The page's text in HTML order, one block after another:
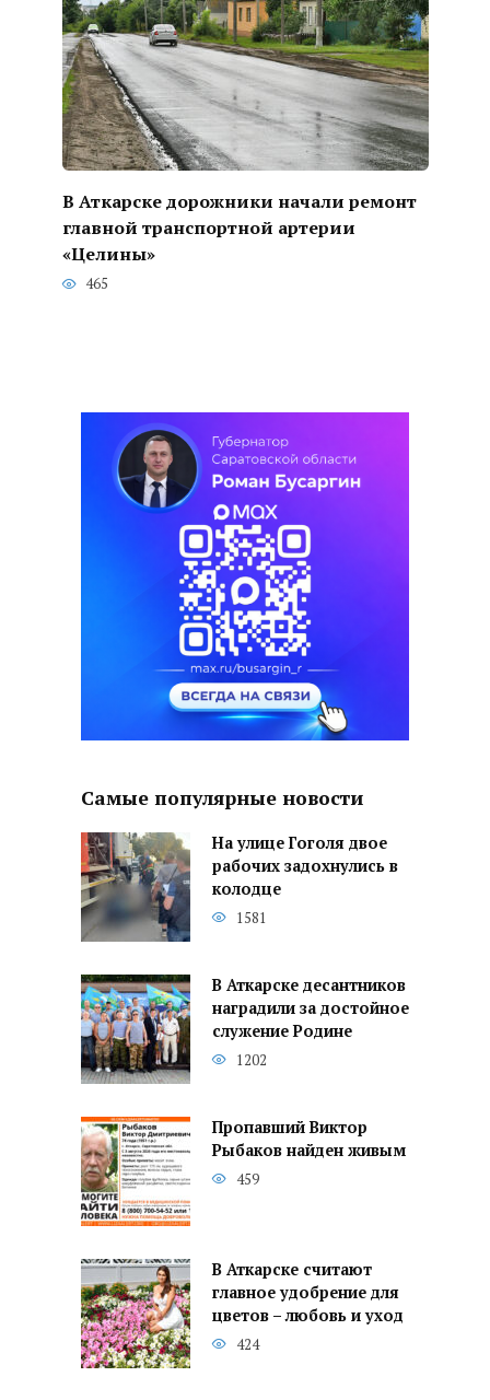
В Аткарске дорожники начали ремонт
главной транспортной артерии
«Целины»
465
Самые популярные новости
На улице Гоголя двое
рабочих задохнулись в
колодце
1581
В Аткарске десантников
наградили за достойное
служение Родине
1202
Пропавший Виктор
Рыбаков найден живым
459
В Аткарске считают
главное удобрение для
цветов – любовь и уход
424